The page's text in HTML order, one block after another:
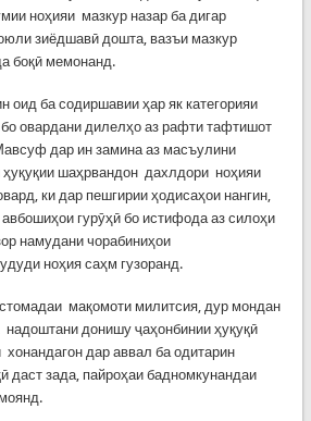
ноҳияи мазкур назар ба дигар
зиёдшавӣ дошта, вазъи мазкур
боқӣ мемонанд.
оид ба содиршавии ҳар як категорияи
овардани дилелҳо аз рафти тафтишот
дар ин замина аз масъулини
ҳуқуқии шаҳрвандон дахлдори ноҳияи
ки дар пешгирии ҳодисаҳои нангин,
гурӯҳӣ бо истифода аз силоҳи
намудани чорабиниҳои
ноҳия саҳм гузоранд.
мақомоти милитсия, дур мондан
надоштани донишу ҷаҳонбинии ҳуқуқӣ
дар аввал ба одитарин
даст зада, пайроҳаи бадномкунандаи